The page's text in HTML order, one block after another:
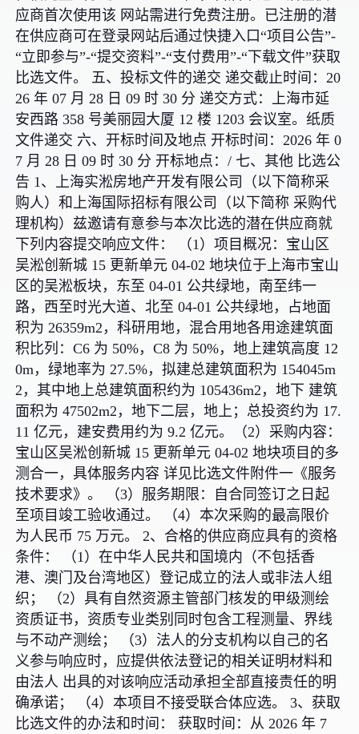
应商首次使用该 网站需进行免费注册。已注册的潜
在供应商可在登录网站后通过快捷入口“项目公告”-
“立即参与”-“提交资料”-“支付费用”-“下载文件”获取
比选文件。 五、投标文件的递交 递交截止时间：20
26 年 07 月 28 日 09 时 30 分 递交方式：上海市延
安西路 358 号美丽园大厦 12 楼 1203 会议室。纸质
文件递交 六、开标时间及地点 开标时间：2026 年 0
7 月 28 日 09 时 30 分 开标地点：/ 七、其他 比选公
告 1、上海实淞房地产开发有限公司（以下简称采
购人）和上海国际招标有限公司（以下简称 采购代
理机构）兹邀请有意参与本次比选的潜在供应商就
下列内容提交响应文件： （1）项目概况：宝山区
吴淞创新城 15 更新单元 04-02 地块位于上海市宝山
区的吴淞板块，东至 04-01 公共绿地，南至纬一
路，西至时光大道、北至 04-01 公共绿地，占地面
积为 26359m2，科研用地，混合用地各用途建筑面
积比列：C6 为 50%，C8 为 50%，地上建筑高度 12
0m，绿地率为 27.5%，拟建总建筑面积为 154045m
2，其中地上总建筑面积约为 105436m2，地下 建筑
面积为 47502m2，地下二层，地上；总投资约为 17.
11 亿元，建安费用约为 9.2 亿元。（2）采购内容：
宝山区吴淞创新城 15 更新单元 04-02 地块项目的多
测合一，具体服务内容 详见比选文件附件一《服务
技术要求》。 （3）服务期限：自合同签订之日起
至项目竣工验收通过。 （4）本次采购的最高限价
为人民币 75 万元。 2、合格的供应商应具有的资格
条件： （1）在中华人民共和国境内（不包括香
港、澳门及台湾地区）登记成立的法人或非法人组
织； （2）具有自然资源主管部门核发的甲级测绘
资质证书，资质专业类别同时包含工程测量、界线
与不动产测绘； （3）法人的分支机构以自己的名
义参与响应时，应提供依法登记的相关证明材料和
由法人 出具的对该响应活动承担全部直接责任的明
确承诺； （4）本项目不接受联合体应选。 3、获取
比选文件的办法和时间： 获取时间：从 2026 年 7